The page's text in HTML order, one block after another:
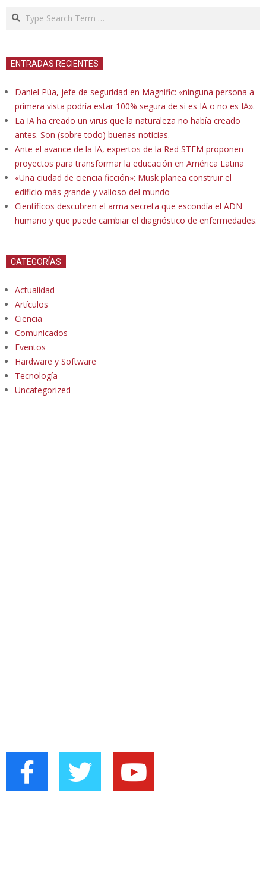
Search
ENTRADAS RECIENTES
Daniel Púa, jefe de seguridad en Magnific: «ninguna persona a
primera vista podría estar 100% segura de si es IA o no es IA».
La IA ha creado un virus que la naturaleza no había creado
antes. Son (sobre todo) buenas noticias.
Ante el avance de la IA, expertos de la Red STEM proponen
proyectos para transformar la educación en América Latina
«Una ciudad de ciencia ficción»: Musk planea construir el
edificio más grande y valioso del mundo
Científicos descubren el arma secreta que escondía el ADN
humano y que puede cambiar el diagnóstico de enfermedades.
CATEGORÍAS
Actualidad
Artículos
Ciencia
Comunicados
Eventos
Hardware y Software
Tecnología
Uncategorized